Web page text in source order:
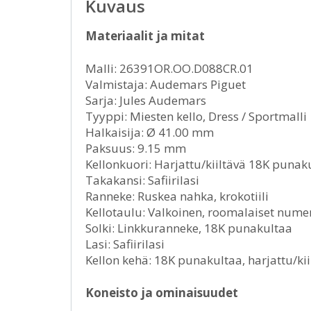
Kuvaus
Materiaalit ja mitat
Malli: 26391OR.OO.D088CR.01
Valmistaja: Audemars Piguet
Sarja: Jules Audemars
Tyyppi: Miesten kello, Dress / Sportmalli
Halkaisija: Ø 41.00 mm
Paksuus: 9.15 mm
Kellonkuori: Harjattu/kiiltävä 18K
Takakansi: Safiirilasi
Ranneke: Ruskea nahka, krokotiili
Kellotaulu: Valkoinen, roomalaiset
Solki: Linkkuranneke, 18K punakultaa
Lasi: Safiirilasi
Kellon kehä: 18K punakultaa, harjattu/
Koneisto ja ominaisuudet